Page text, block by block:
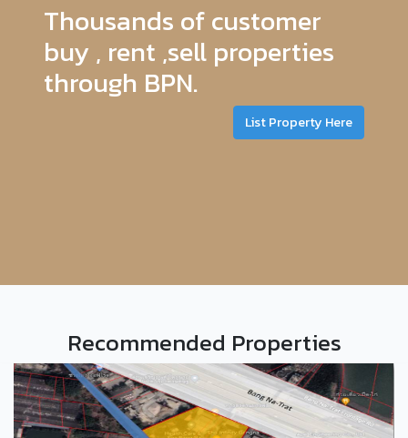
Thousands of customer
buy , rent ,sell properties
through BPN.
List Property Here
Recommended Properties